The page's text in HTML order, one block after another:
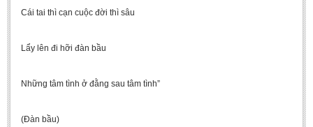
Cái tai thì cạn cuộc đời thì sâu
Lẩy lên đi hỡi đàn bầu
Những tâm tình ở đằng sau tâm tình”
(Đàn bầu)